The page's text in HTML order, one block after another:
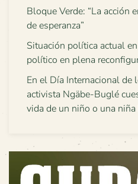
Bloque Verde: “La acción
de esperanza”
Situación política actual
político en plena
En el Día Internacional de
activista Ngäbe-Buglé
vida de un niño o una